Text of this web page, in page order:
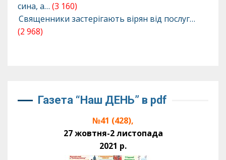
сина, а… (3 160)
Священники застерігають вірян від послуг…
(2 968)
Газета “Наш ДЕНЬ” в pdf
№41 (428),
27 жовтня-2 листопада
2021 р.